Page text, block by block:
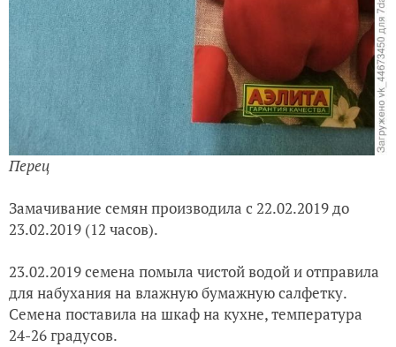
Перец
Замачивание семян производила с 22.02.2019 до
23.02.2019 (12 часов).
23.02.2019 семена помыла чистой водой и отправила
для набухания на влажную бумажную салфетку.
Семена поставила на шкаф на кухне, температура
24-26 градусов.